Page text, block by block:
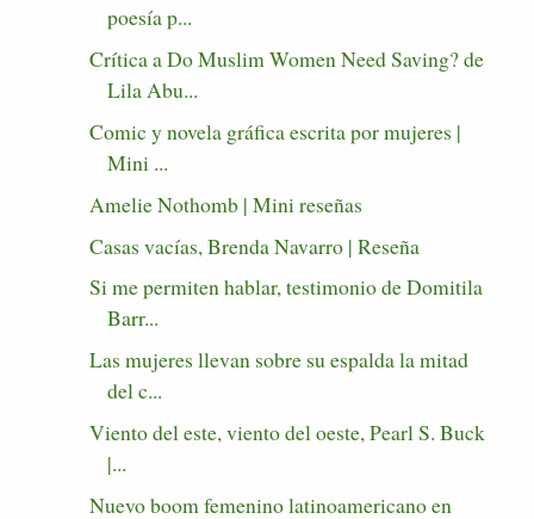
poesía p...
Crítica a Do Muslim Women Need Saving? de
Lila Abu...
Comic y novela gráfica escrita por mujeres |
Mini ...
Amelie Nothomb | Mini reseñas
Casas vacías, Brenda Navarro | Reseña
Si me permiten hablar, testimonio de Domitila
Barr...
Las mujeres llevan sobre su espalda la mitad
del c...
Viento del este, viento del oeste, Pearl S. Buck
|...
Nuevo boom femenino latinoamericano en